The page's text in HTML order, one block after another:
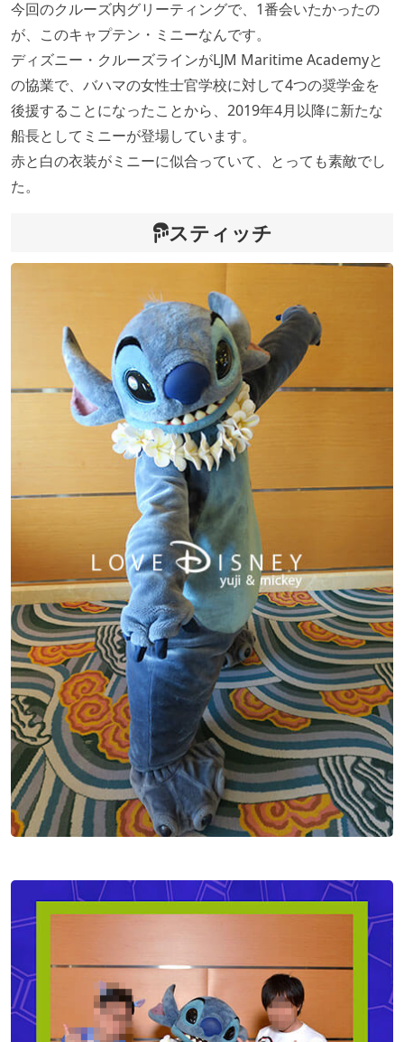
今回のクルーズ内グリーティングで、1番会いたかったの
が、このキャプテン・ミニーなんです。
ディズニー・クルーズラインがLJM Maritime Academyと
の協業で、バハマの女性士官学校に対して4つの奨学金を
後援することになったことから、2019年4月以降に新たな
船長としてミニーが登場しています。
赤と白の衣装がミニーに似合っていて、とっても素敵でし
た。
スティッチ